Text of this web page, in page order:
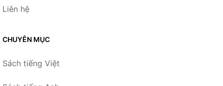
Liên hệ
CHUYÊN MỤC
Sách tiếng Việt